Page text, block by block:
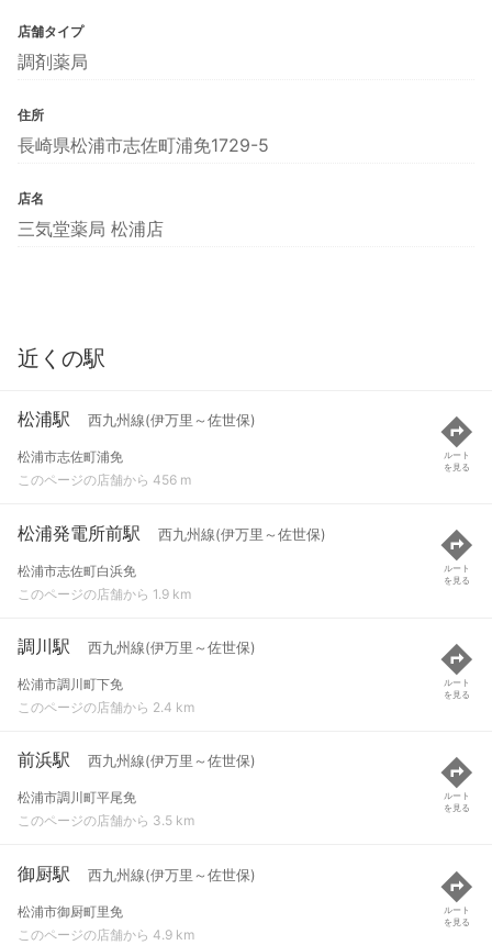
店舗タイプ
調剤薬局
住所
長崎県松浦市志佐町浦免1729-5
店名
三気堂薬局 松浦店
近くの駅
松浦駅 西九州線(伊万里～佐世保)
松浦市志佐町浦免
このページの店舗から 456 m
ルート
を見る
松浦発電所前駅 西九州線(伊万里～佐世保)
松浦市志佐町白浜免
このページの店舗から 1.9 km
ルート
を見る
調川駅 西九州線(伊万里～佐世保)
松浦市調川町下免
このページの店舗から 2.4 km
ルート
を見る
前浜駅 西九州線(伊万里～佐世保)
松浦市調川町平尾免
このページの店舗から 3.5 km
ルート
を見る
御厨駅 西九州線(伊万里～佐世保)
松浦市御厨町里免
このページの店舗から 4.9 km
ルート
を見る